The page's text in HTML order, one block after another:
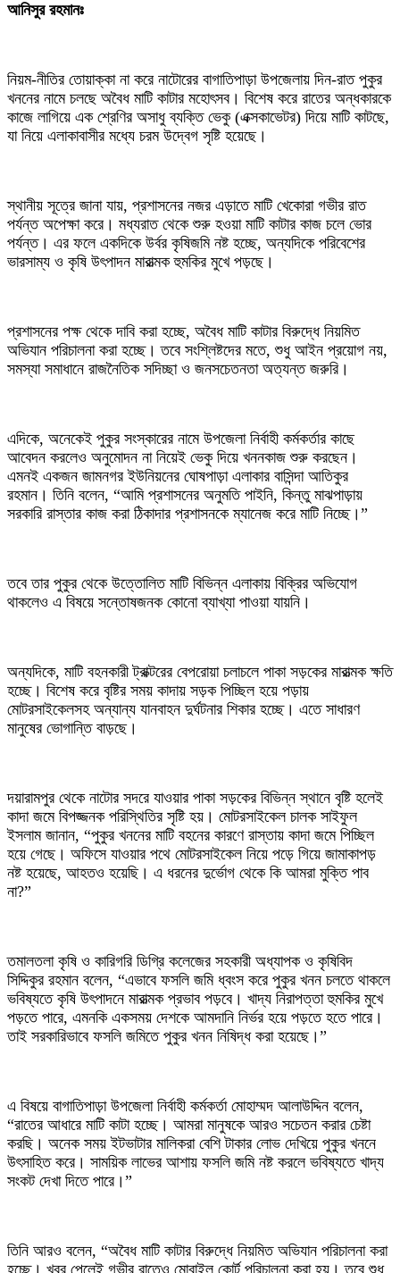
আনিসুর রহমানঃ
নিয়ম-নীতির তোয়াক্কা না করে নাটোরের বাগাতিপাড়া উপজেলায় দিন-রাত পুকুর
খননের নামে চলছে অবৈধ মাটি কাটার মহোৎসব। বিশেষ করে রাতের অন্ধকারকে
কাজে লাগিয়ে এক শ্রেণির অসাধু ব্যক্তি ভেকু (এক্সকাভেটর) দিয়ে মাটি কাটছে,
যা নিয়ে এলাকাবাসীর মধ্যে চরম উদ্বেগ সৃষ্টি হয়েছে।
স্থানীয় সূত্রে জানা যায়, প্রশাসনের নজর এড়াতে মাটি খেকোরা গভীর রাত
পর্যন্ত অপেক্ষা করে। মধ্যরাত থেকে শুরু হওয়া মাটি কাটার কাজ চলে ভোর
পর্যন্ত। এর ফলে একদিকে উর্বর কৃষিজমি নষ্ট হচ্ছে, অন্যদিকে পরিবেশের
ভারসাম্য ও কৃষি উৎপাদন মারাত্মক হুমকির মুখে পড়ছে।
প্রশাসনের পক্ষ থেকে দাবি করা হচ্ছে, অবৈধ মাটি কাটার বিরুদ্ধে নিয়মিত
অভিযান পরিচালনা করা হচ্ছে। তবে সংশ্লিষ্টদের মতে, শুধু আইন প্রয়োগ নয়,
সমস্যা সমাধানে রাজনৈতিক সদিচ্ছা ও জনসচেতনতা অত্যন্ত জরুরি।
এদিকে, অনেকেই পুকুর সংস্কারের নামে উপজেলা নির্বাহী কর্মকর্তার কাছে
আবেদন করলেও অনুমোদন না নিয়েই ভেকু দিয়ে খননকাজ শুরু করছেন।
এমনই একজন জামনগর ইউনিয়নের ঘোষপাড়া এলাকার বাসিন্দা আতিকুর
রহমান। তিনি বলেন, “আমি প্রশাসনের অনুমতি পাইনি, কিন্তু মাঝপাড়ায়
সরকারি রাস্তার কাজ করা ঠিকাদার প্রশাসনকে ম্যানেজ করে মাটি নিচ্ছে।”
তবে তার পুকুর থেকে উত্তোলিত মাটি বিভিন্ন এলাকায় বিক্রির অভিযোগ
থাকলেও এ বিষয়ে সন্তোষজনক কোনো ব্যাখ্যা পাওয়া যায়নি।
অন্যদিকে, মাটি বহনকারী ট্রাক্টরের বেপরোয়া চলাচলে পাকা সড়কের মারাত্মক ক্ষতি
হচ্ছে। বিশেষ করে বৃষ্টির সময় কাদায় সড়ক পিচ্ছিল হয়ে পড়ায়
মোটরসাইকেলসহ অন্যান্য যানবাহন দুর্ঘটনার শিকার হচ্ছে। এতে সাধারণ
মানুষের ভোগান্তি বাড়ছে।
দয়ারামপুর থেকে নাটোর সদরে যাওয়ার পাকা সড়কের বিভিন্ন স্থানে বৃষ্টি হলেই
কাদা জমে বিপজ্জনক পরিস্থিতির সৃষ্টি হয়। মোটরসাইকেল চালক সাইফুল
ইসলাম জানান, “পুকুর খননের মাটি বহনের কারণে রাস্তায় কাদা জমে পিচ্ছিল
হয়ে গেছে। অফিসে যাওয়ার পথে মোটরসাইকেল নিয়ে পড়ে গিয়ে জামাকাপড়
নষ্ট হয়েছে, আহতও হয়েছি। এ ধরনের দুর্ভোগ থেকে কি আমরা মুক্তি পাব
না?”
তমালতলা কৃষি ও কারিগরি ডিগ্রি কলেজের সহকারী অধ্যাপক ও কৃষিবিদ
সিদ্দিকুর রহমান বলেন, “এভাবে ফসলি জমি ধ্বংস করে পুকুর খনন চলতে থাকলে
ভবিষ্যতে কৃষি উৎপাদনে মারাত্মক প্রভাব পড়বে। খাদ্য নিরাপত্তা হুমকির মুখে
পড়তে পারে, এমনকি একসময় দেশকে আমদানি নির্ভর হয়ে পড়তে হতে পারে।
তাই সরকারিভাবে ফসলি জমিতে পুকুর খনন নিষিদ্ধ করা হয়েছে।”
এ বিষয়ে বাগাতিপাড়া উপজেলা নির্বাহী কর্মকর্তা মোহাম্মদ আলাউদ্দিন বলেন,
“রাতের আধারে মাটি কাটা হচ্ছে। আমরা মানুষকে আরও সচেতন করার চেষ্টা
করছি। অনেক সময় ইটভাটার মালিকরা বেশি টাকার লোভ দেখিয়ে পুকুর খননে
উৎসাহিত করে। সাময়িক লাভের আশায় ফসলি জমি নষ্ট করলে ভবিষ্যতে খাদ্য
সংকট দেখা দিতে পারে।”
তিনি আরও বলেন, “অবৈধ মাটি কাটার বিরুদ্ধে নিয়মিত অভিযান পরিচালনা করা